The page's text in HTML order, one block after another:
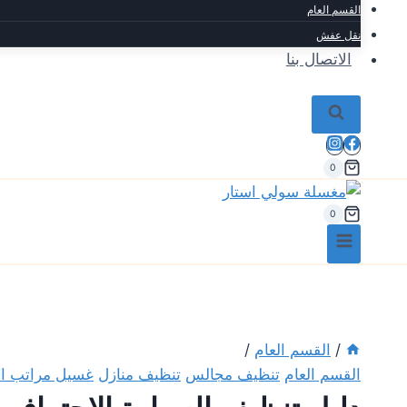
القسم العام
نقل عفش
الاتصال بنا
0
0
/ القسم العام /
القسم العام تنظيف مجالس تنظيف منازل غسيل مراتب